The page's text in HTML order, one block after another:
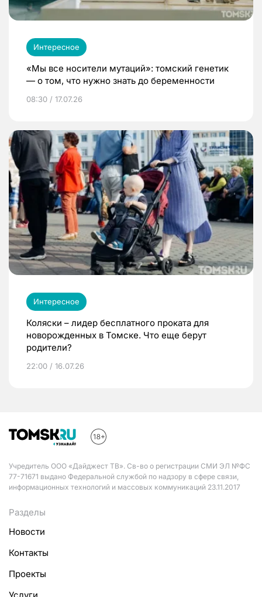
Интересное
«Мы все носители мутаций»: томский генетик
— о том, что нужно знать до беременности
08:30 / 17.07.26
Интересное
Коляски – лидер бесплатного проката для
новорожденных в Томске. Что еще берут
родители?
22:00 / 16.07.26
Учредитель ООО «Дайджест ТВ». Св-во о регистрации СМИ ЭЛ №ФС
77-71671 выдано Федеральной службой по надзору в сфере связи,
информационных технологий и массовых коммуникаций 23.11.2017
Разделы
Новости
Контакты
Проекты